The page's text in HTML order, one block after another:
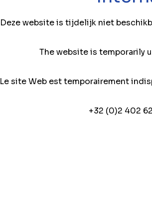
Deze website is tijdelijk niet
The website is temporarily
Le site Web est temporairement
+32 (0)2 402 62